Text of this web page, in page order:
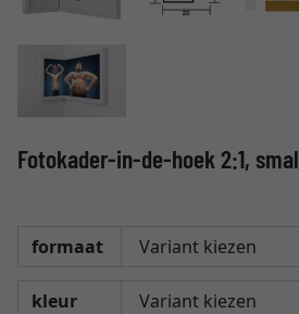
Fotokader-in-de-hoek 2:1, smal
formaat
kleur